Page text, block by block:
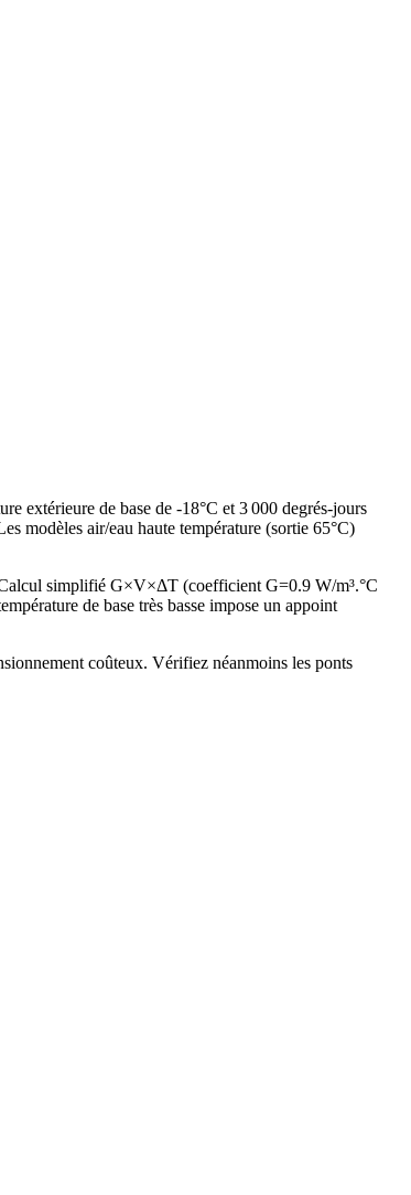
extérieure de base de -18°C et 3 000 degrés-jours
modèles air/eau haute température (sortie 65°C)
simplifié G×V×ΔT (coefficient G=0.9 W/m³.°C
de base très basse impose un appoint
coûteux. Vérifiez néanmoins les ponts